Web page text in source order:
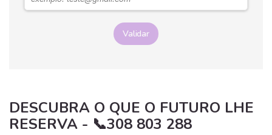
Validar
DESCUBRA O QUE O FUTURO LHE
RESERVA - 📞308 803 288